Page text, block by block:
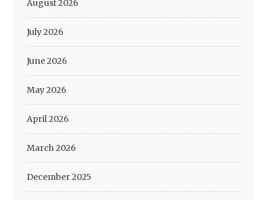
August 2026
July 2026
June 2026
May 2026
April 2026
March 2026
December 2025